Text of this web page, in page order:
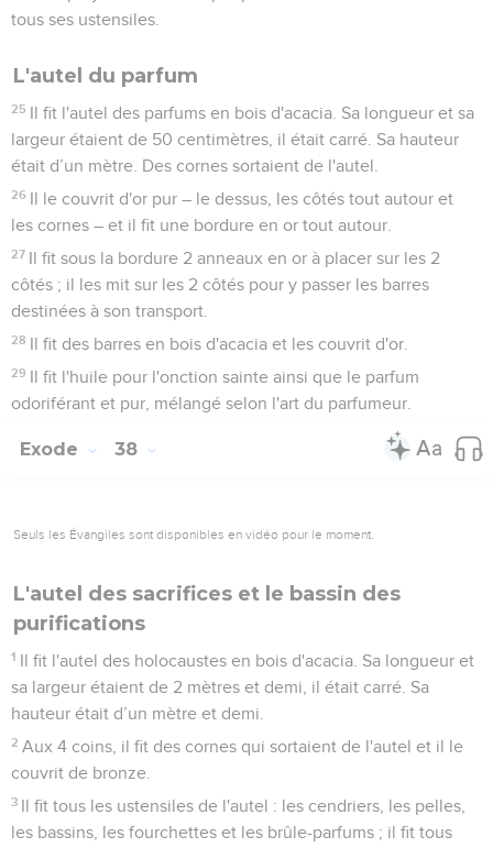
tous ses ustensiles.
L'autel du parfum
25 Il fit l'autel des parfums en bois d'acacia. Sa longueur et sa
largeur étaient de 50 centimètres, il était carré. Sa hauteur
était d’un mètre. Des cornes sortaient de l'autel.
26 Il le couvrit d'or pur – le dessus, les côtés tout autour et
les cornes – et il fit une bordure en or tout autour.
27 Il fit sous la bordure 2 anneaux en or à placer sur les 2
côtés ; il les mit sur les 2 côtés pour y passer les barres
destinées à son transport.
28 Il fit des barres en bois d'acacia et les couvrit d'or.
29 Il fit l'huile pour l'onction sainte ainsi que le parfum
odoriférant et pur, mélangé selon l'art du parfumeur.
Exode 38
Seuls les Évangiles sont disponibles en vidéo pour le moment.
L'autel des sacrifices et le bassin des
purifications
1 Il fit l'autel des holocaustes en bois d'acacia. Sa longueur et
sa largeur étaient de 2 mètres et demi, il était carré. Sa
hauteur était d’un mètre et demi.
2 Aux 4 coins, il fit des cornes qui sortaient de l'autel et il le
couvrit de bronze.
3 Il fit tous les ustensiles de l'autel : les cendriers, les pelles,
les bassins, les fourchettes et les brûle-parfums ; il fit tous